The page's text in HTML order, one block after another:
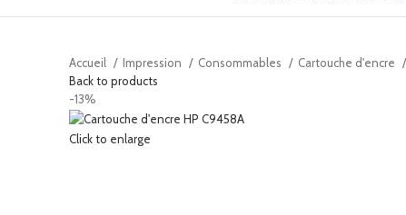
Accueil Impression Consommables Cartouche d'encre
Back to products
-13%
Click to enlarge